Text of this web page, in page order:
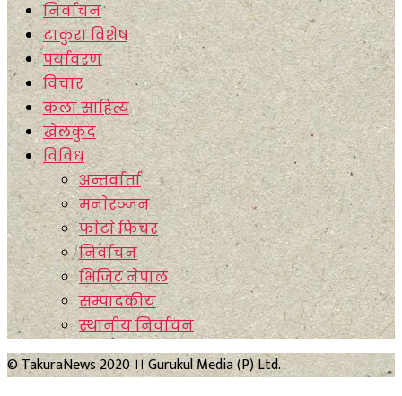
निर्वाचन
टाकुरा विशेष
पर्यावरण
विचार
कला साहित्य
खेलकुद
विविध
अन्तर्वार्ता
मनाेरञ्जन
फाेटाे फिचर
निर्वाचन
भिजिट नेपाल
सम्पादकीय
स्थानीय निर्वाचन
© TakuraNews 2020 ।। Gurukul Media (P) Ltd.